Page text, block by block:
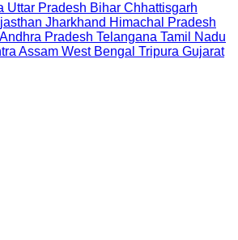
Uttar Pradesh Bihar Chhattisgarh
Jharkhand Himachal Pradesh
Andhra Pradesh Telangana Tamil Nadu
Assam West Bengal Tripura Gujarat